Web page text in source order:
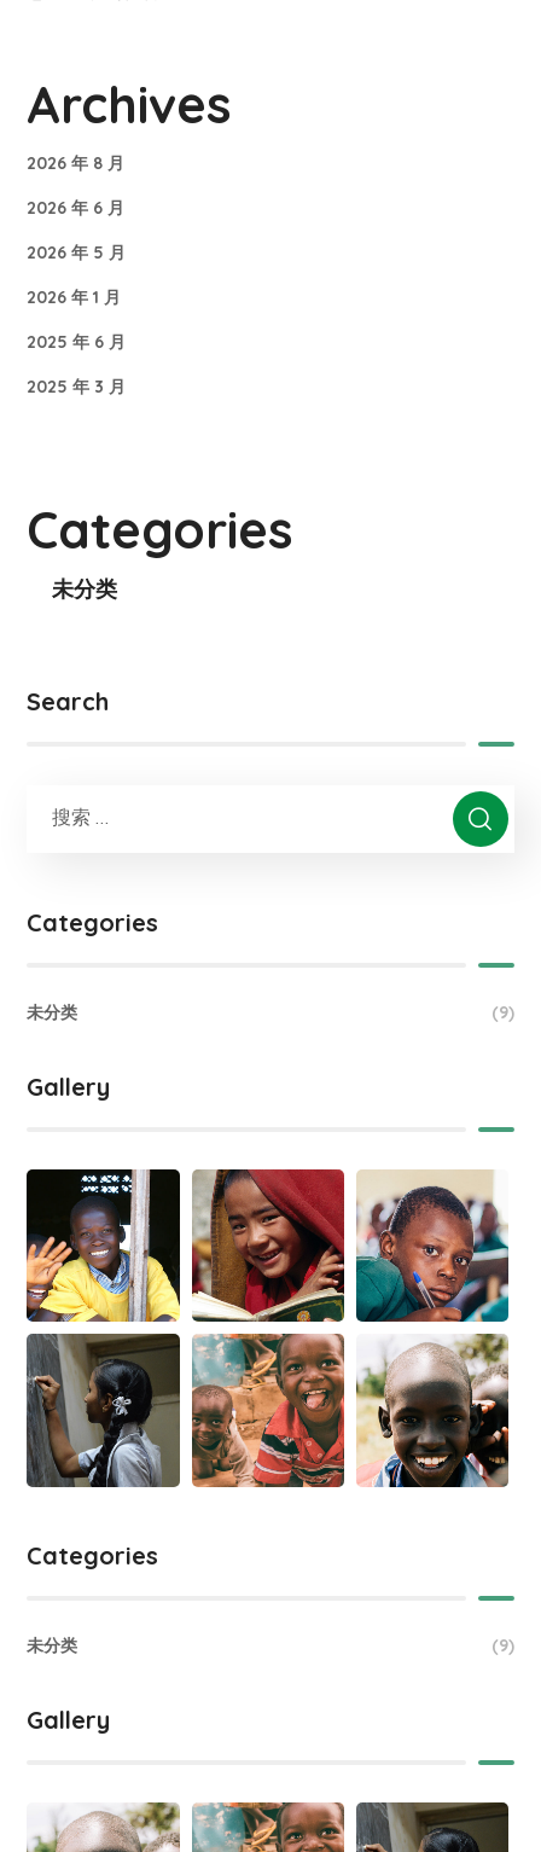
Archives
2026 年 8 月
2026 年 6 月
2026 年 5 月
2026 年 1 月
2025 年 6 月
2025 年 3 月
Categories
未分类
Search
Categories
未分类 (9)
Gallery
Categories
未分类 (9)
Gallery